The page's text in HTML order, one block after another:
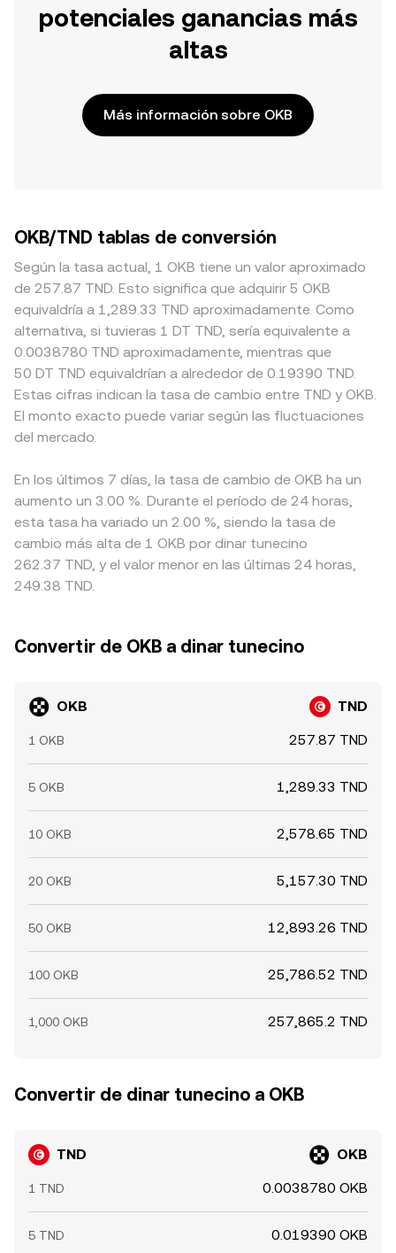
potenciales ganancias más
altas
Más información sobre OKB
OKB/TND tablas de conversión
Según la tasa actual, 1 OKB tiene un valor aproximado
de 257.87 TND. Esto significa que adquirir 5 OKB
equivaldría a 1,289.33 TND aproximadamente. Como
alternativa, si tuvieras 1 DT TND, sería equivalente a
0.0038780 TND aproximadamente, mientras que
50 DT TND equivaldrían a alrededor de 0.19390 TND.
Estas cifras indican la tasa de cambio entre TND y OKB.
El monto exacto puede variar según las fluctuaciones
del mercado.
En los últimos 7 días, la tasa de cambio de OKB ha un
aumento un 3.00 %. Durante el período de 24 horas,
esta tasa ha variado un 2.00 %, siendo la tasa de
cambio más alta de 1 OKB por dinar tunecino
262.37 TND, y el valor menor en las últimas 24 horas,
249.38 TND.
Convertir de OKB a dinar tunecino
OKB TND
1 OKB 257.87 TND
5 OKB 1,289.33 TND
10 OKB 2,578.65 TND
20 OKB 5,157.30 TND
50 OKB 12,893.26 TND
100 OKB 25,786.52 TND
1,000 OKB 257,865.2 TND
Convertir de dinar tunecino a OKB
TND OKB
1 TND 0.0038780 OKB
5 TND 0.019390 OKB